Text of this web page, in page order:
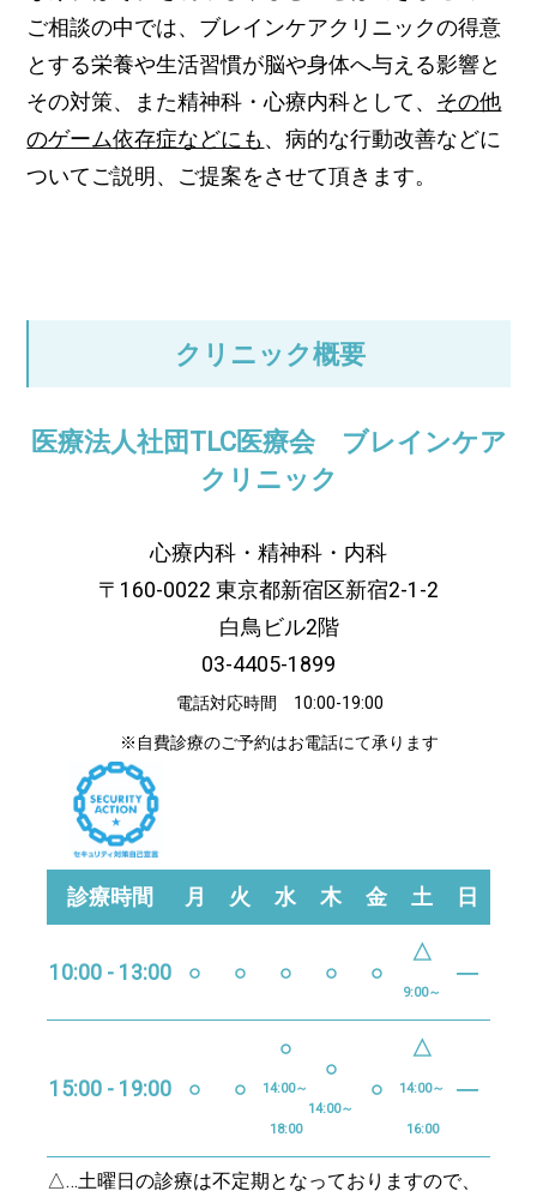
ご相談の中では、ブレインケアクリニックの得意
とする栄養や生活習慣が脳や身体へ与える影響と
その対策、また精神科・心療内科として、 その他
のゲーム依存症などにも、病的な行動改善などに
ついてご説明、ご提案をさせて頂きます。
クリニック概要
医療法人社団TLC医療会 ブレインケア
クリニック
心療内科・精神科・内科
〒160-0022 東京都新宿区新宿2-1-2
白鳥ビル2階
03-4405-1899
電話対応時間 10:00-19:00
※自費診療のご予約はお電話にて承ります
△…土曜日の診療は不定期となっておりますので、
診療時間 月 火 水 木 金 土 日
10:00 - 13:00 ○ ○ ○ ○ ○
△
9:00～
―
15:00 - 19:00 ○ ○
○
14:00～
18:00
○
14:00～
○
△
14:00～
16:00
―